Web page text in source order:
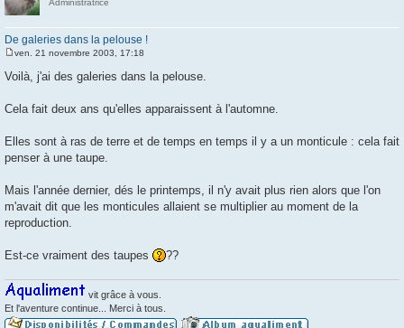
De galeries dans la pelouse !
e
s
a
g
ven. 21 novembre 2003, 17:18
Voilà, j'ai des galeries dans la pelouse.
Cela fait deux ans qu'elles apparaissent à l'automne.
Elles sont à ras de terre et de temps en temps il y a un monticule : cela fait
penser à une taupe.
Mais l'année dernier, dés le printemps, il n'y avait plus rien alors que l'on
m'avait dit que les monticules allaient se multiplier au moment de la
reproduction.
Est-ce vraiment des taupes ??
vit grâce à vous.
Et l'aventure continue... Merci à tous.